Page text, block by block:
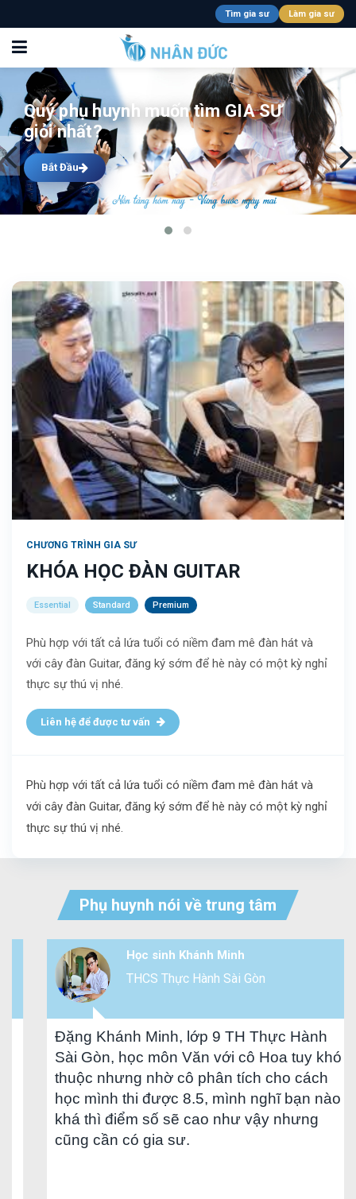
Tìm gia sư Làm gia sư
Quý phụ huynh muốn tìm GIA SƯ
giỏi nhất?
Bắt Đầu
CHƯƠNG TRÌNH GIA SƯ
KHÓA HỌC ĐÀN GUITAR
Essential Standard Premium
Phù hợp với tất cả lứa tuổi có niềm đam mê đàn hát và
với cây đàn Guitar, đăng ký sớm để hè này có một kỳ nghỉ
thực sự thú vị nhé.
Liên hệ để được tư vấn
Phù hợp với tất cả lứa tuổi có niềm đam mê đàn hát và
với cây đàn Guitar, đăng ký sớm để hè này có một kỳ nghỉ
thực sự thú vị nhé.
Phụ huynh nói về trung tâm
Học sinh Khánh Minh
THCS Thực Hành Sài Gòn
Đặng Khánh Minh, lớp 9 TH Thực Hành
Sài Gòn, học môn Văn với cô Hoa tuy khó
thuộc nhưng nhờ cô phân tích cho cách
học mình thi được 8.5, mình nghĩ bạn nào
khá thì điểm số sẽ cao như vậy nhưng
cũng cần có gia sư.